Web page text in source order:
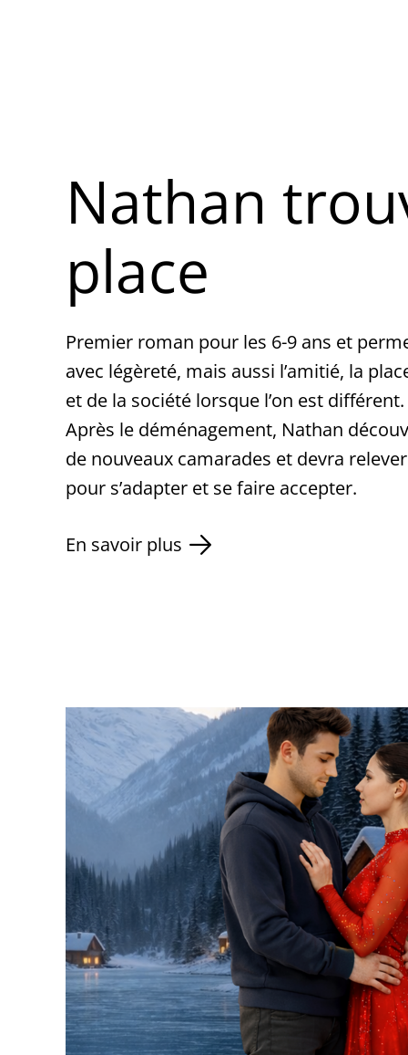
Nathan
place
Premier roman pour les 6-9 ans et
avec légèreté, mais aussi l’amitié, la
et de la société lorsque l’on est différent.
Après le déménagement, Nathan
de nouveaux camarades et devra
pour s’adapter et se faire accepter.
En savoir plus